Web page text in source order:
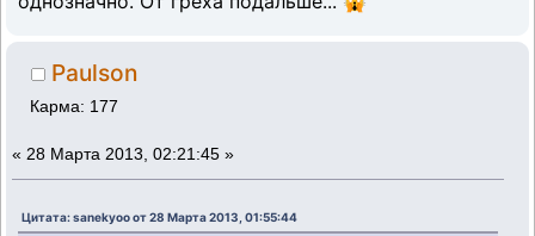
Paulson
Карма: 177
« 28 Марта 2013, 02:21:45 »
Цитата: sanekyoo от 28 Марта 2013, 01:55:44